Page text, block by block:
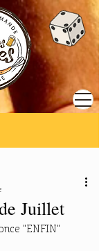
Juillet
"ENFIN"